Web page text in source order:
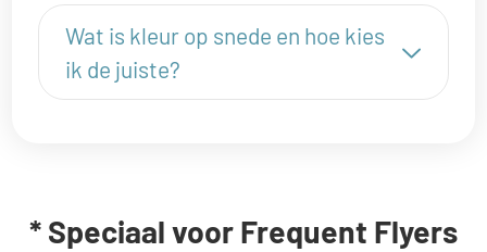
Wat is kleur op snede en hoe kies
ik de juiste?
* Speciaal voor Frequent Flyers